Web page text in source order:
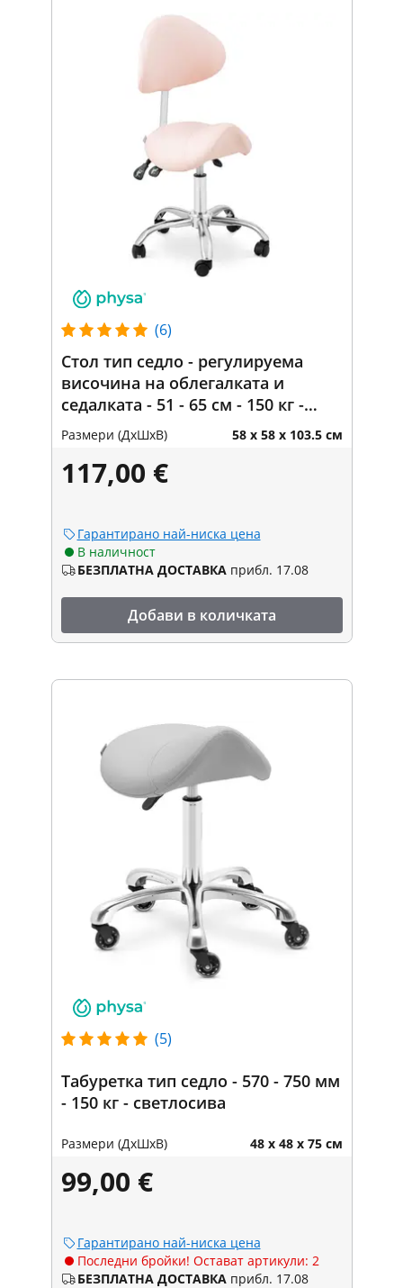
(6)
Стол тип седло - регулируема
височина на облегалката и
седалката - 51 - 65 см - 150 кг -
розов, сребърен
Размери (ДxШxВ) 58 x 58 x 103.5 см
117,00 €
Гарантирано най-ниска цена
В наличност
БЕЗПЛАТНА ДОСТАВКА прибл. 17.08
Добави в количката
(5)
Табуретка тип седло - 570 - 750 мм
- 150 кг - светлосива
Размери (ДxШxВ) 48 x 48 x 75 см
99,00 €
Гарантирано най-ниска цена
Последни бройки! Остават артикули: 2
БЕЗПЛАТНА ДОСТАВКА прибл. 17.08